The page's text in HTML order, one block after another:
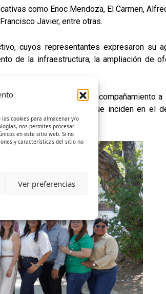
cookies para almacenar y/o
nos permites procesar
en este sitio web. Si no
y características del sitio no
Ver preferencias
como Enoc Mendoza, El Carmen,
Javier, entre otras.
cuyos representantes expresaron su
de la infraestructura, la ampliación de
las alianzas y el acompañamiento
con los actores que inciden en el